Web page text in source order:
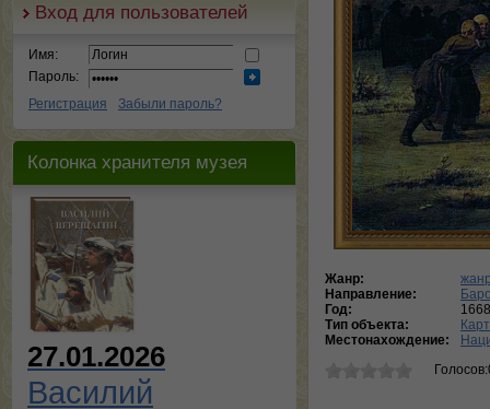
Вход для пользователей
Имя:
Пароль:
Регистрация
Забыли пароль?
Колонка хранителя музея
27.01.2026
Василий
Жанр:
Направление:
Год:
1668
Тип объекта:
Местонахождение: